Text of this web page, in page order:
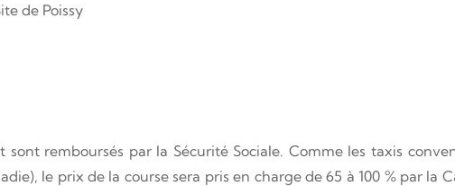
de Poissy
remboursés par la Sécurité Sociale. Comme les taxis
le prix de la course sera pris en charge de 65 à 100 % par la